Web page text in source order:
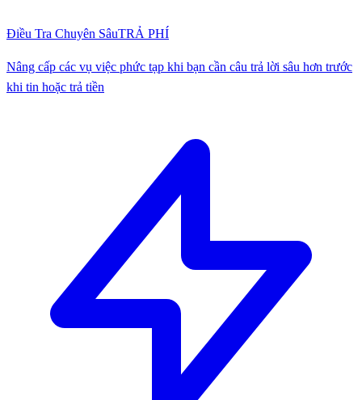
Điều Tra Chuyên SâuTRẢ PHÍ
Nâng cấp các vụ việc phức tạp khi bạn cần câu trả lời sâu hơn trước
khi tin hoặc trả tiền